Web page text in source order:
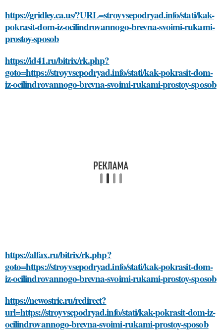
https://gridley.ca.us/?URL=stroyvsepodryad.info/stati/kak-
pokrasit-dom-iz-ocilindrovannogo-brevna-svoimi-rukami-
prostoy-sposob
https://id41.ru/bitrix/rk.php?
goto=https://stroyvsepodryad.info/stati/kak-pokrasit-dom-
iz-ocilindrovannogo-brevna-svoimi-rukami-prostoy-sposob
https://alfax.ru/bitrix/rk.php?
goto=https://stroyvsepodryad.info/stati/kak-pokrasit-dom-
iz-ocilindrovannogo-brevna-svoimi-rukami-prostoy-sposob
https://newostrie.ru/redirect?
url=https://stroyvsepodryad.info/stati/kak-pokrasit-dom-iz-
ocilindrovannogo-brevna-svoimi-rukami-prostoy-sposob